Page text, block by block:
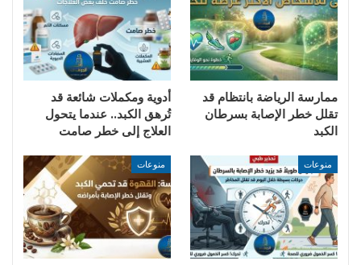
ممارسة الرياضة بانتظام قد
تقلل خطر الإصابة بسرطان
الكبد
أدوية ومكملات شائعة قد
تُرهق الكبد.. عندما يتحول
العلاج إلى خطر صامت
منوعات منوعات